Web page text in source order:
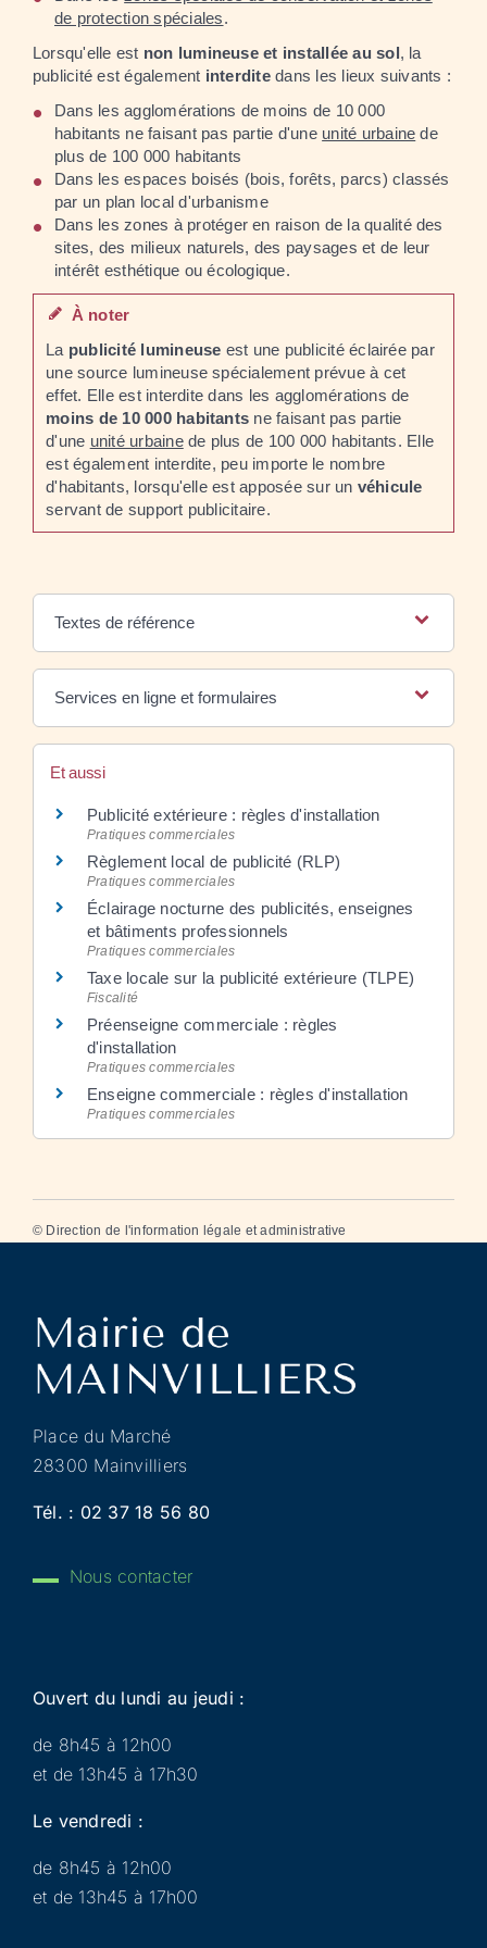
de protection spéciales.
Lorsqu'elle est non lumineuse et installée au sol, la
publicité est également interditedans les lieux suivants :
Dans les agglomérations de moins de 10 000
habitants ne faisant pas partie d'une unité urbaine de
plus de 100 000 habitants
Dans les espaces boisés (bois, forêts, parcs) classés
par un plan local d'urbanisme
Dans les zones à protéger en raison de la qualité des
sites, des milieux naturels, des paysages et de leur
intérêt esthétique ou écologique.
À noter
La publicité lumineuse est une publicité éclairée par
une source lumineuse spécialement prévue à cet
effet. Elle est interdite dans les agglomérations de
moins de 10 000 habitants ne faisant pas partie
d'une unité urbainede plus de 100 000 habitants. Elle
est également interdite, peu importe le nombre
d'habitants, lorsqu'elle est apposée sur un véhicule
servant de support publicitaire.
Textes de référence
Services en ligne et formulaires
Et aussi
Publicité extérieure : règles d'installation
Pratiques commerciales
Règlement local de publicité (RLP)
Pratiques commerciales
Éclairage nocturne des publicités, enseignes
et bâtiments professionnels
Pratiques commerciales
Taxe locale sur la publicité extérieure (TLPE)
Fiscalité
Préenseigne commerciale : règles
d'installation
Pratiques commerciales
Enseigne commerciale : règles d'installation
Pratiques commerciales
© Direction de l'information légale et administrative
Place du Marché
28300 Mainvilliers
Tél. : 02 37 18 56 80
Nous contacter
Ouvert du lundi au jeudi :
de 8h45 à 12h00
et de 13h45 à 17h30
Le vendredi :
de 8h45 à 12h00
et de 13h45 à 17h00